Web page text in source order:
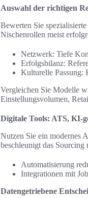
Auswahl der richtigen
Bewerten Sie
Nischenrollen meist
Netzwerk: Tiefe
Erfolgsbilanz:
Kulturelle Passung:
Vergleichen Sie Modelle
Einstellungsvolumen,
Digitale Tools: ATS, KI-
Nutzen Sie ein modernes
beschleunigt das
Automatisierung
Integrationen mit
Datengetriebene